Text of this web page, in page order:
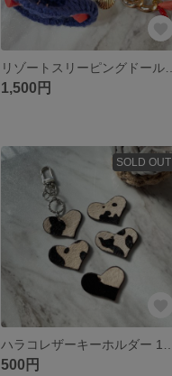
1,500円
SOLD OUT
500円